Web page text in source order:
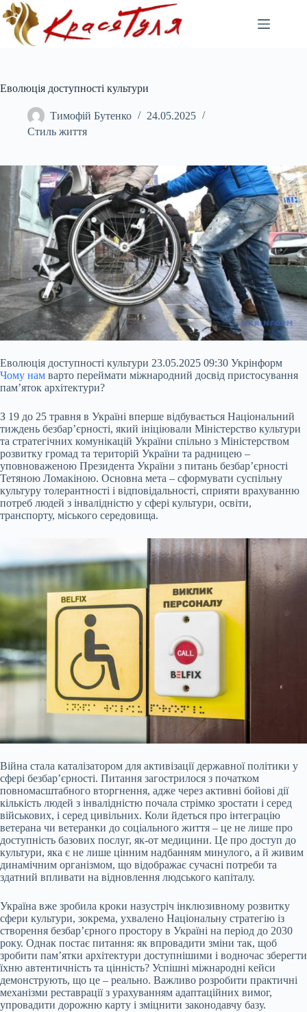
Перейти
до
вмісту
Еволюція доступності культури
Тимофій Бутенко
24.05.2025
Стиль життя
Еволюція доступності культури 23.05.2025 09:30 Укрінформ
Чому нам варто переймати міжнародний досвід пристосування
пам’яток архітектури?
З 19 до 25 травня в Україні вперше відбувається Національний
тиждень безбар’єрності, який ініціювали Міністерство культури
та стратегічних комунікацій України спільно з Міністерством
розвитку громад та територій України та радницею –
уповноваженою Президента України з питань безбар’єрності
Тетяною Ломакіною. Основна мета – сформувати суспільну
культуру толерантності і відповідальності, сприяти врахуванню
потреб людей з інвалідністю у сфері культури, освіти,
транспорту, міського середовища.
Війна стала каталізатором для активізації державної політики у
сфері безбар’єрності. Питання загострилося з початком
повномасштабного вторгнення, адже через активні бойові дії
кількість людей з інвалідністю почала стрімко зростати і серед
військових, і серед цивільних. Коли йдеться про інтеграцію
ветерана чи ветеранки до соціального життя – це не лише про
доступність базових послуг, як-от медицини. Це про доступ до
культури, яка є не лише цінним надбанням минулого, а й живим
динамічним організмом, що відображає сучасні потреби та
здатний впливати на відновлення людського капіталу.
Україна вже зробила кроки назустріч інклюзивному розвитку
сфери культури, зокрема, ухвалено Національну стратегію із
створення безбар’єрного простору в Україні на період до 2030
року. Однак постає питання: як впровадити зміни так, щоб
зробити пам’ятки архітектури доступнішими і водночас зберегти
їхню автентичність та цінність? Успішні міжнародні кейси
демонструють, що це – реально. Важливо розробити практичні
механізми реставрації з урахуванням адаптаційних вимог,
упровадити дорожню карту і зміцнити законодавчу базу.